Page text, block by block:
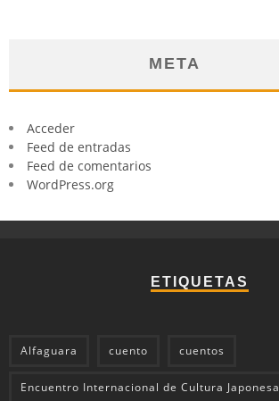
META
Acceder
Feed de entradas
Feed de comentarios
WordPress.org
ETIQUETAS
Alfaguara cuento cuentos
Encuentro Internacional de Cultura Japonesa